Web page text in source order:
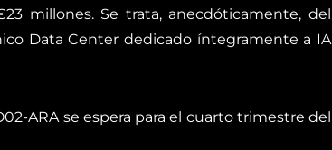
millones. Se trata, anecdóticamente, del
Data Center dedicado íntegramente a IA
ARA se espera para el cuarto trimestre del